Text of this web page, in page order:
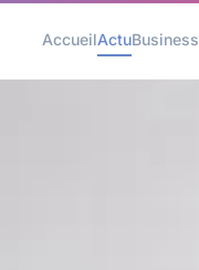
AccueilActuBusiness